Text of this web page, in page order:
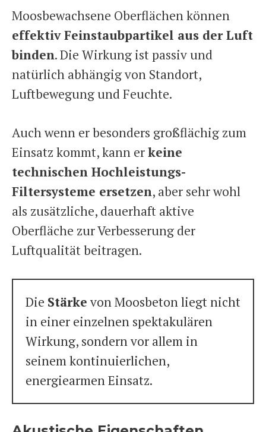
Moosbewachsene Oberflächen können
effektiv Feinstaubpartikel aus der Luft
binden. Die Wirkung ist passiv und
natürlich abhängig von Standort,
Luftbewegung und Feuchte.
Auch wenn er besonders großflächig zum
Einsatz kommt, kann erkeine
technischen Hochleistungs-
Filtersysteme ersetzen, aber sehr wohl
als zusätzliche, dauerhaft aktive
Oberfläche zur Verbesserung der
Luftqualität beitragen.
Die Stärkevon Moosbeton liegt nicht
in einer einzelnen spektakulären
Wirkung, sondern vor allem in
seinem kontinuierlichen,
energiearmen Einsatz.